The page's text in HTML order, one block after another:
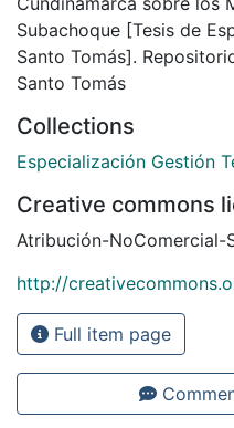
Subachoque [Tesis de
Santo Tomás].
Santo Tomás
Collections
Especialización Gestión
Creative commons
Atribución-NoComercial-
http://
Full item page